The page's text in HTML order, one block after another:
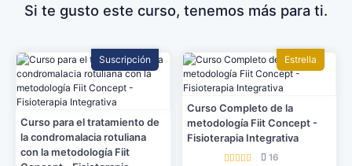
Si te gusto este curso, tenemos más para ti.
Suscripción
Curso para el tratamiento de
la condromalacia rotuliana
con la metodología Fiit
Estrella
Curso Completo de la
metodología Fiit Concept -
Fisioterapia Integrativa
16